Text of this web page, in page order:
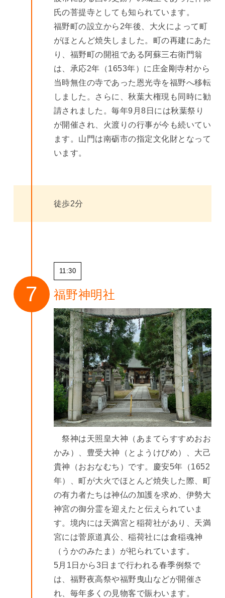
氏の菩提寺としても知られています。
福野町の設立から2年後、大火によって町
がほとんど焼失しました。町の再建にあた
り、福野町の開祖である阿蘇三右衛門翁
は、承応2年（1653年）に庄金剛寺村から
当時無住の寺であった恩光寺を福野へ移転
しました。さらに、秋葉大権現も同時に勧
請されました。毎年9月8日には秋葉祭り
が開催され、火渡りの行事が今も続いてい
ます。山門は南砺市の指定文化財となって
います。
徒歩2分
11:30
福野神明社
祭神は天照皇大神（あまてらすすめおお
かみ）、豊受大神（とようけびめ）、大己
貴神（おおなむち）です。慶安5年（1652
年）、町が大火でほとんど焼失した際、町
の有力者たちは神仏の加護を求め、伊勢大
神宮の御分霊を迎えたと伝えられていま
す。境内には天満宮と稲荷社があり、天満
宮には菅原道真公、稲荷社には倉稲魂神
（うかのみたま）が祀られています。
5月1日から3日まで行われる春季例祭で
は、福野夜高祭や福野曳山などが開催さ
れ、毎年多くの見物客で賑わいます。